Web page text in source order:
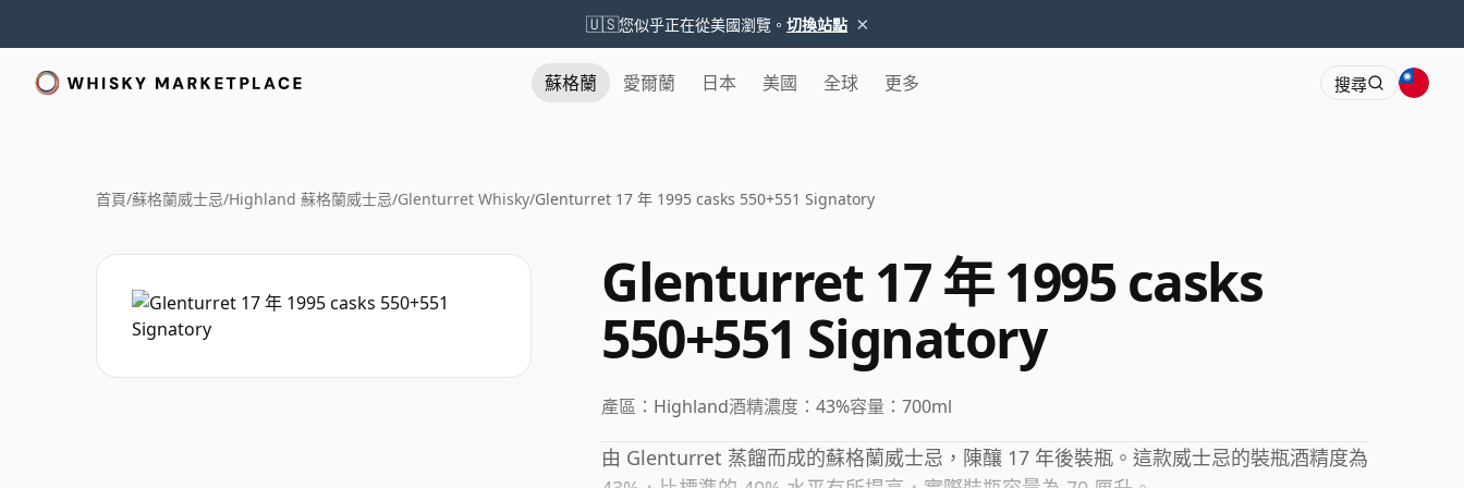
🇺🇸您似乎正在從美國瀏覽。 切換站點 ×
蘇格蘭 愛爾蘭 日本 美國 全球 更多 搜尋
首頁/蘇格蘭威士忌/Highland 蘇格蘭威士忌/Glenturret Whisky/Glenturret 17 年 1995 casks 550+551 Signatory
Glenturret 17 年 1995 casks
550+551 Signatory
產區： Highland酒精濃度： 43%容量： 700ml
由 Glenturret 蒸餾而成的蘇格蘭威士忌，陳釀 17 年後裝瓶。這款威士忌的裝瓶酒精度為